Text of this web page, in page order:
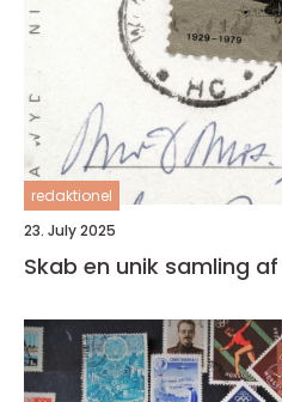
redaktionel
23. July 2025
Skab en unik samling